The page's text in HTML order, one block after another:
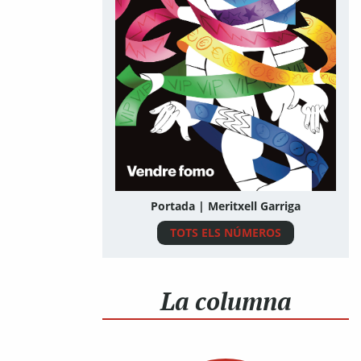
Portada | Meritxell Garriga
TOTS ELS NÚMEROS
La columna